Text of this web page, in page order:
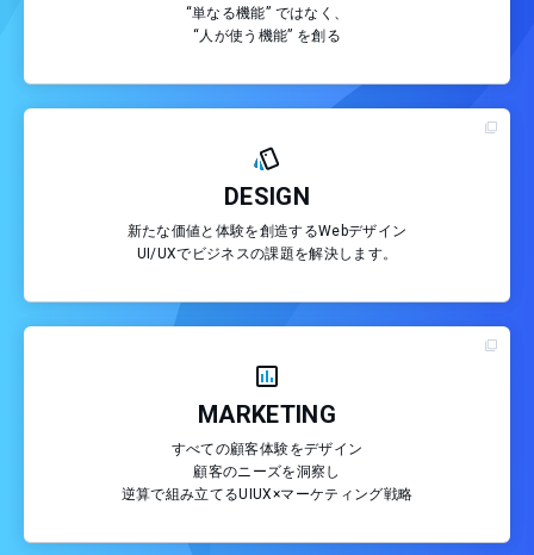
“単なる機能” ではなく、
“人が使う機能” を創る
DESIGN
新たな価値と体験を創造するWebデザイン
UI/UXでビジネスの課題を解決します。
MARKETING
すべての顧客体験をデザイン
顧客のニーズを洞察し
逆算で組み立てるUIUX×マーケティング戦略